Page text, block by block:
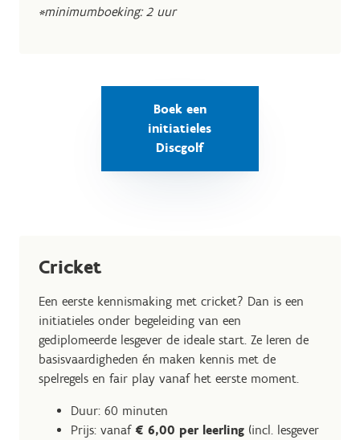
*minimumboeking: 2 uur
Boek een
initiatieles
Discgolf
Cricket
Een eerste kennismaking met cricket? Dan is een
initiatieles onder begeleiding van een
gediplomeerde lesgever de ideale start. Ze leren de
basisvaardigheden én maken kennis met de
spelregels en fair play vanaf het eerste moment.
Duur: 60 minuten
Prijs: vanaf € 6,00 per leerling (incl. lesgever